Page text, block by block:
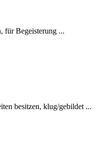
für Begeisterung ...
besitzen, klug/gebildet ...